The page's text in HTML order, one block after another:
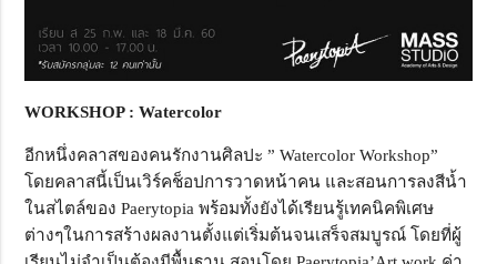
WORKSHOP : Watercolor
อีกหนึ่งคลาสของคนรักงานศิลปะ ” Watercolor Workshop”
โดยคลาสนี้เป็นเวิร์คช็อปการวาดหน้าคน และสอนการลงสีน้ำ
ในสไตล์ของ Paerytopia พร้อมทั้งยังได้เรียนรู้เทคนิคพิเศษ
ต่างๆในการสร้างผลงานตั้งแต่เริ่มต้นจนเสร็จสมบูรณ์ โดยที่ผู้